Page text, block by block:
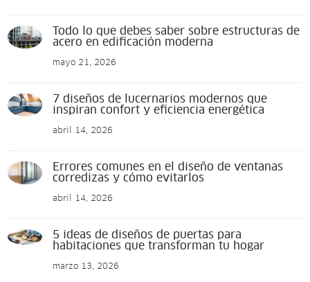
Todo lo que debes saber sobre estructuras de
acero en edificación moderna
mayo 21, 2026
7 diseños de lucernarios modernos que
inspiran confort y eficiencia energética
abril 14, 2026
Errores comunes en el diseño de ventanas
corredizas y cómo evitarlos
abril 14, 2026
5 ideas de diseños de puertas para
habitaciones que transforman tu hogar
marzo 13, 2026